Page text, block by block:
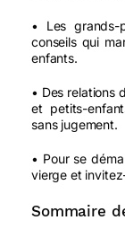
• Les
conseils qui
enfants.
• Des relations
et petits-
sans jugement.
• Pour se
vierge et
Sommaire